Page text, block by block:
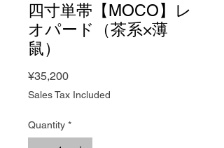
四寸単帯【MOCO】レ
オパード（茶系×薄
鼠）
¥35,200Price
Sales Tax Included
Quantity *